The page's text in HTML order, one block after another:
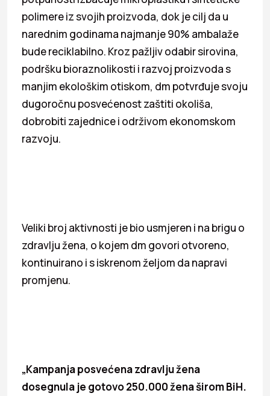
polimere iz svojih proizvoda, dok je cilj da u
narednim godinama najmanje 90% ambalaže
bude reciklabilno. Kroz pažljiv odabir sirovina,
podršku bioraznolikosti i razvoj proizvoda s
manjim ekološkim otiskom, dm potvrđuje svoju
dugoročnu posvećenost zaštiti okoliša,
dobrobiti zajednice i održivom ekonomskom
razvoju.
Veliki broj aktivnosti je bio usmjeren i na brigu o
zdravlju žena, o kojem dm govori otvoreno,
kontinuirano i s iskrenom željom da napravi
promjenu.
„Kampanja posvećena zdravlju žena
dosegnula je gotovo 250.000 žena širom BiH.